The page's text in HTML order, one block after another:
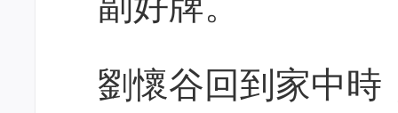
劉懷谷回到家中時